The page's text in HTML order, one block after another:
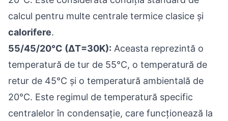
calcul pentru multe centrale termice clasice și
calorifere.
55/45/20°C (ΔT=30K): Aceasta reprezintă o
temperatură de tur de 55°C, o temperatură de
retur de 45°C și o temperatură ambientală de
20°C. Este regimul de temperatură specific
centralelor în condensație, care funcționează la